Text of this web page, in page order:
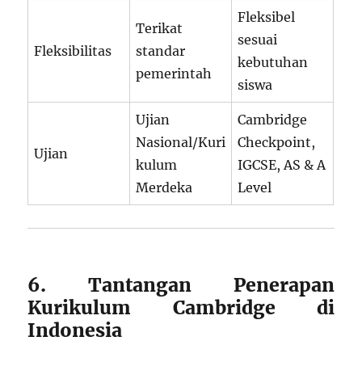
Fleksibilitas
Terikat
standar
pemerintah
Fleksibel
sesuai
kebutuhan
siswa
Ujian
Ujian
Nasional/Kuri
kulum
Merdeka
Cambridge
Checkpoint,
IGCSE, AS & A
Level
6. Tantangan Penerapan
Kurikulum Cambridge di
Indonesia